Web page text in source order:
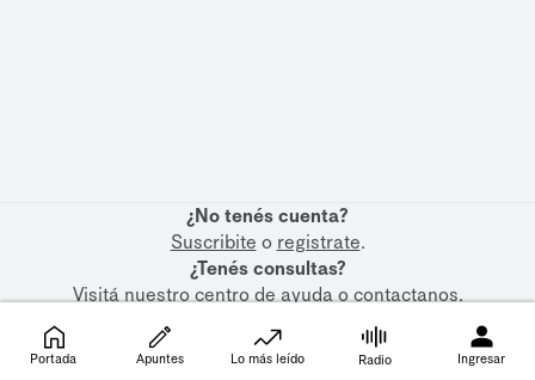
¿No tenés cuenta?
Suscribite o registrate.
¿Tenés consultas?
Visitá nuestrocentro de ayudaocontactanos.
Portada Apuntes Lo más leído Radio Ingresar